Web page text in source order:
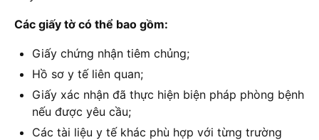
Các giấy tờ có thể bao gồm:
Giấy chứng nhận tiêm chủng;
Hồ sơ y tế liên quan;
Giấy xác nhận đã thực hiện biện pháp phòng bệnh
nếu được yêu cầu;
Các tài liệu y tế khác phù hợp với từng trường